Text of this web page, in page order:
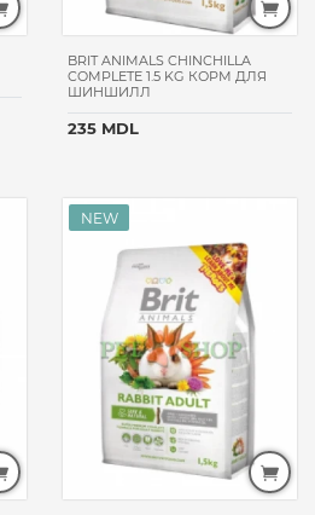
BRIT ANIMALS CHINCHILLA
COMPLETE 1.5 KG КОРМ ДЛЯ
ШИНШИЛЛ
235 MDL